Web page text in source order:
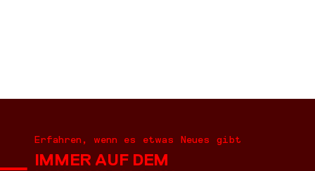
Erfahren, wenn es etwas Neues gibt
IMMER AUF DEM